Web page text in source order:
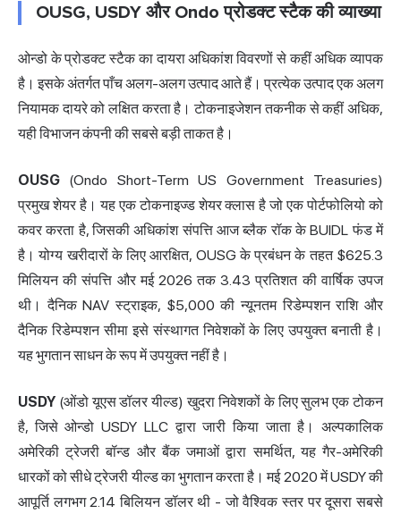
OUSG, USDY और Ondo प्रोडक्ट स्टैक की व्याख्या
ओन्डो के प्रोडक्ट स्टैक का दायरा अधिकांश विवरणों से कहीं अधिक व्यापक
है। इसके अंतर्गत पाँच अलग-अलग उत्पाद आते हैं। प्रत्येक उत्पाद एक अलग
नियामक दायरे को लक्षित करता है। टोकनाइजेशन तकनीक से कहीं अधिक,
यही विभाजन कंपनी की सबसे बड़ी ताकत है।
OUSG (Ondo Short-Term US Government Treasuries)
प्रमुख शेयर है। यह एक टोकनाइज्ड शेयर क्लास है जो एक पोर्टफोलियो को
कवर करता है, जिसकी अधिकांश संपत्ति आज ब्लैक रॉक के BUIDL फंड में
है। योग्य खरीदारों के लिए आरक्षित, OUSG के प्रबंधन के तहत $625.3
मिलियन की संपत्ति और मई 2026 तक 3.43 प्रतिशत की वार्षिक उपज
थी। दैनिक NAV स्ट्राइक, $5,000 की न्यूनतम रिडेम्पशन राशि और
दैनिक रिडेम्पशन सीमा इसे संस्थागत निवेशकों के लिए उपयुक्त बनाती है।
यह भुगतान साधन के रूप में उपयुक्त नहीं है।
USDY (ओंडो यूएस डॉलर यील्ड) खुदरा निवेशकों के लिए सुलभ एक टोकन
है, जिसे ओन्डो USDY LLC द्वारा जारी किया जाता है। अल्पकालिक
अमेरिकी ट्रेजरी बॉन्ड और बैंक जमाओं द्वारा समर्थित, यह गैर-अमेरिकी
धारकों को सीधे ट्रेजरी यील्ड का भुगतान करता है। मई 2020 में USDY की
आपूर्ति लगभग 2.14 बिलियन डॉलर थी - जो वैश्विक स्तर पर दूसरा सबसे